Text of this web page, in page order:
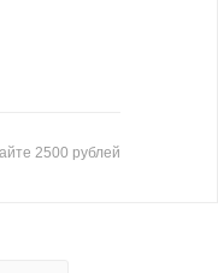
2500 рублей